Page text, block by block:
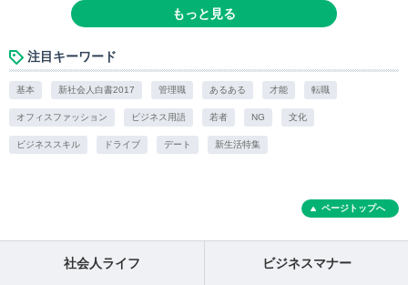
もっと見る
注目キーワード
基本 新社会人白書2017 管理職 あるある 才能 転職
オフィスファッション ビジネス用語 若者 NG 文化
ビジネススキル ドライブ デート 新生活特集
ページトップへ
社会人ライフ ビジネスマナー